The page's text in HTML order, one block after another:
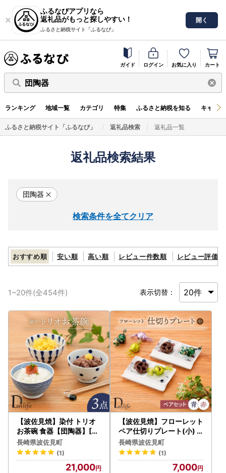
ふるなびアプリなら
返礼品がもっと探しやすい！
ふるさと納税サイト「ふるなび」
開く
ガイド ログイン お気に入り カート
団陶器
ランキング 地域一覧 カテゴリ 特集 ふるさと納税を知る キャン
ふるさと納税サイト「ふるなび」 返礼品検索 返礼品一覧
返礼品検索結果
団陶器
検索条件を全てクリア
おすすめ順 安い順 高い順 レビュー件数順 レビュー評価順
1~20件(全454件) 表示切替：
【波佐見焼】染付 トリオ
お茶碗 食器【団陶器】[PB
129] 波佐見焼
長崎県波佐見町
(1)
21,000
【波佐見焼】フローレット
ペア仕切りプレート(小)
青・赤【団陶器】[PB160]
長崎県波佐見町
(1)
7,000